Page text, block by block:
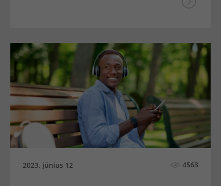
2023. június 12 4563